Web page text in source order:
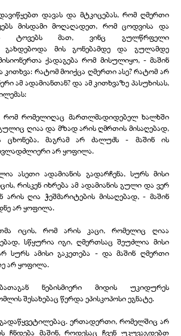
დავას და მტკიცებას, რომ ღმერთი
მისდამი მოღაღადეთ, რომ ცოდვისა და
ტოვებს მათ, ვინც გულწრფელი
გახდებოდა მის გონებამდე და გულამდე
ქადაგება რომ მისულიყო, - მაშინ
კითხვა: რატომ მოიქცა ღმერთი ასე? რატომ არ
ამ ადამიანთან? და ამ კითხვაზე პასუხისას,
რომ რომელიღაც მართლმადიდებელ ხალხში
გულიც ღიაა და მზად არის ღმრთის მისაღებად,
ცხონება, მაგრამ არ ძალუძს -
მაშინ ის
არ ყოფილა.
ასეთი ადამიანის გადარჩენა, სურს მისი
რისკენ იხრება ამ ადამიანის გული და ვერ
არის ღია ჭეშმარიტების მისაღებად, - მაშინ
არ ყოფილა.
იცის, რომ არის კაცი, რომელიც ღიაა
სწყურია იგი, ღმერთსაც შეუძლია მისი
სურს ამისი გაკეთება - და მაშინ ღმერთი
არ ყოფილა.
ნებისმიერი მიდის უკიდურეს
შესახებაც წერდა ეპისკოპოსი ეგნატე.
გადაწყვეტილებაც. ერთადერთი, რომელშიც არ
ჩნდება მაშინ, როდესაც ჩვენ უკუვაგდებთ